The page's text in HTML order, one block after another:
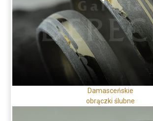
Damasceńskie
obrączki ślubne